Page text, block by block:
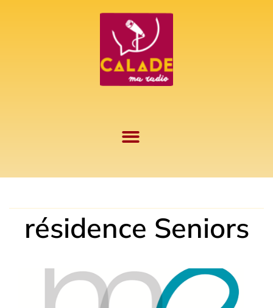
résidence Seniors